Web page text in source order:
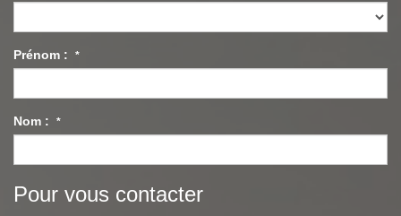
Prénom : *
Nom : *
Pour vous contacter